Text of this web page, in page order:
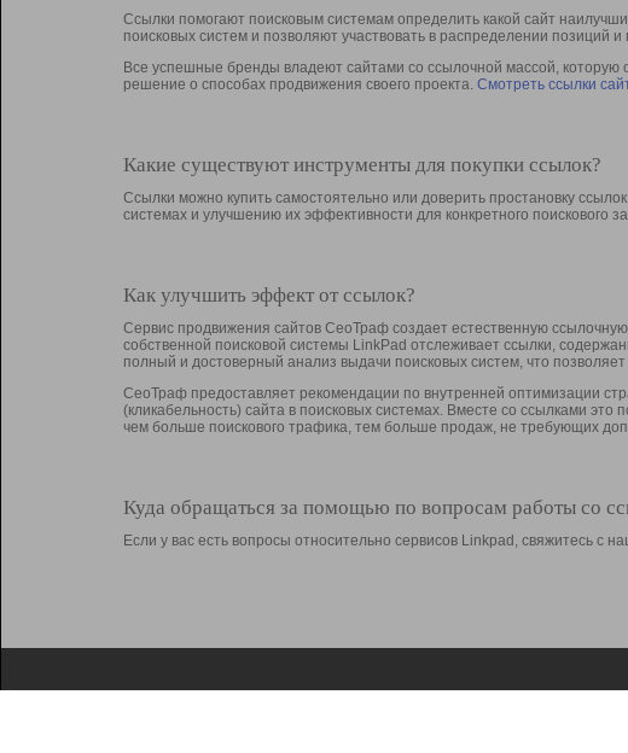
Ссылки помогают поисковым системам определить какой сайт
поисковых систем и позволяют участвовать в раcпределении позиций и
Все успешные бренды владеют сайтами со ссылочной массой, которую
решение о способах продвижения своего проекта. Смотреть ссылки
Какие существуют инструменты для покупки ссылок?
Ссылки можно купить самостоятельно или доверить простановку
системах и улучшению их эффективности для конкретного поискового
Как улучшить эффект от ссылок?
Сервис продвижения сайтов СеоТраф создает естественную
собственной поисковой системы LinkPad отслеживает ссылки,
полный и достоверный анализ выдачи поисковых систем, что
СеоТраф предоставляет рекомендации по внутренней оптимизации
(кликабельность) сайта в поисковых системах. Вместе со ссылками
чем больше поискового трафика, тем больше продаж, не требующих
Куда обращаться за помощью по вопросам работы со
Если у вас есть вопросы относительно сервисов Linkpad, свяжитесь